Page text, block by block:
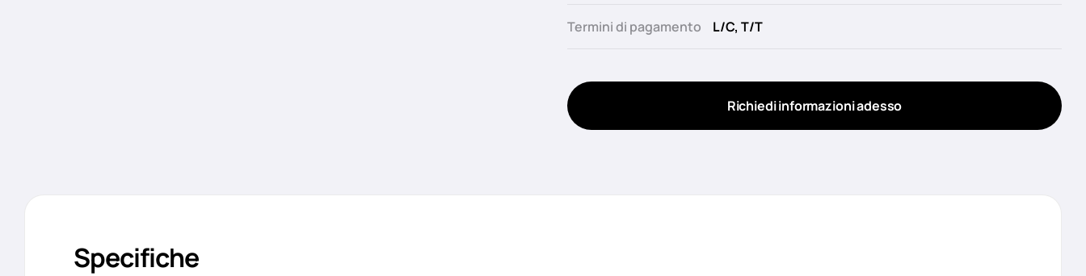
Termini di pagamento L/C, T/T
Richiedi informazioni adesso
Specifiche